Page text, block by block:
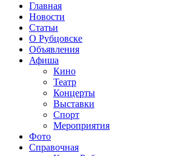
Главная
Новости
Статьи
О Рубцовске
Объявления
Афиша
Кино
Театр
Концерты
Выставки
Спорт
Мероприятия
Фото
Справочная